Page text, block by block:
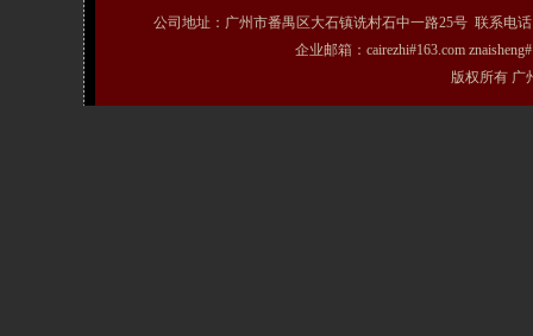
公司地址：广州市番禺区大石镇诜村石中一路25号 联系电话
企业邮箱：cairezhi#163.com
版权所有 广